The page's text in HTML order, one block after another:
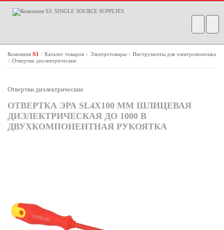
Компания S3 / Каталог товаров / Электротовары / Инструменты для электромонтажа
/ Отвертки диэлектрические
Отвертки диэлектрические
ОТВЕРТКА ЭРА SL4Х100 ММ ШЛИЦЕВАЯ
ДИЭЛЕКТРИЧЕСКАЯ ДО 1000 В
ДВУХКОМПОНЕНТНАЯ РУКОЯТКА